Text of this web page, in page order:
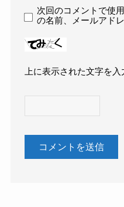
次回のコメントで使
の名前、メールアド
上に表示された文字を入